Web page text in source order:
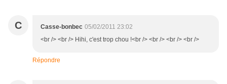
C Casse-bonbec 05/02/2011 23:02
<br /> <br /> Hihi, c'est trop chou !<br /> <br /> <br /> <br />
Répondre